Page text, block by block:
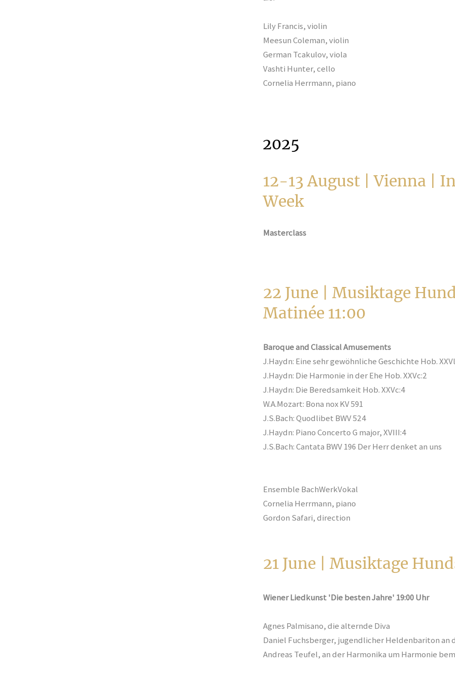
Lily Francis, violin
Meesun Coleman, violin
German Tcakulov, viola
Vashti Hunter, cello
Cornelia Herrmann, piano
2025
12-13 August | Vienna |
Week
​Masterclass
22 June | Musiktage
Matinée 11:00
Baroque and Classical Amusements
J.Haydn: Eine sehr gewöhnliche Geschichte Hob.
J.Haydn: Die Harmonie in der Ehe Hob. XXVc:2
J.Haydn: Die Beredsamkeit Hob. XXVc:4
W.A.Mozart: Bona nox KV 591
J.S.Bach: Quodlibet BWV 524
J.Haydn: Piano Concerto G major, XVIII:4
J.S.Bach: Cantata BWV 196 Der Herr denket an uns
Ensemble BachWerkVokal
Cornelia Herrmann, piano
Gordon Safari, direction
21 June | Musiktage
Wiener Liedkunst 'Die besten Jahre' 19:00 Uhr
Agnes Palmisano, die alternde Diva
Daniel Fuchsberger, jugendlicher Heldenbariton an
Andreas Teufel, an der Harmonika um Harmonie